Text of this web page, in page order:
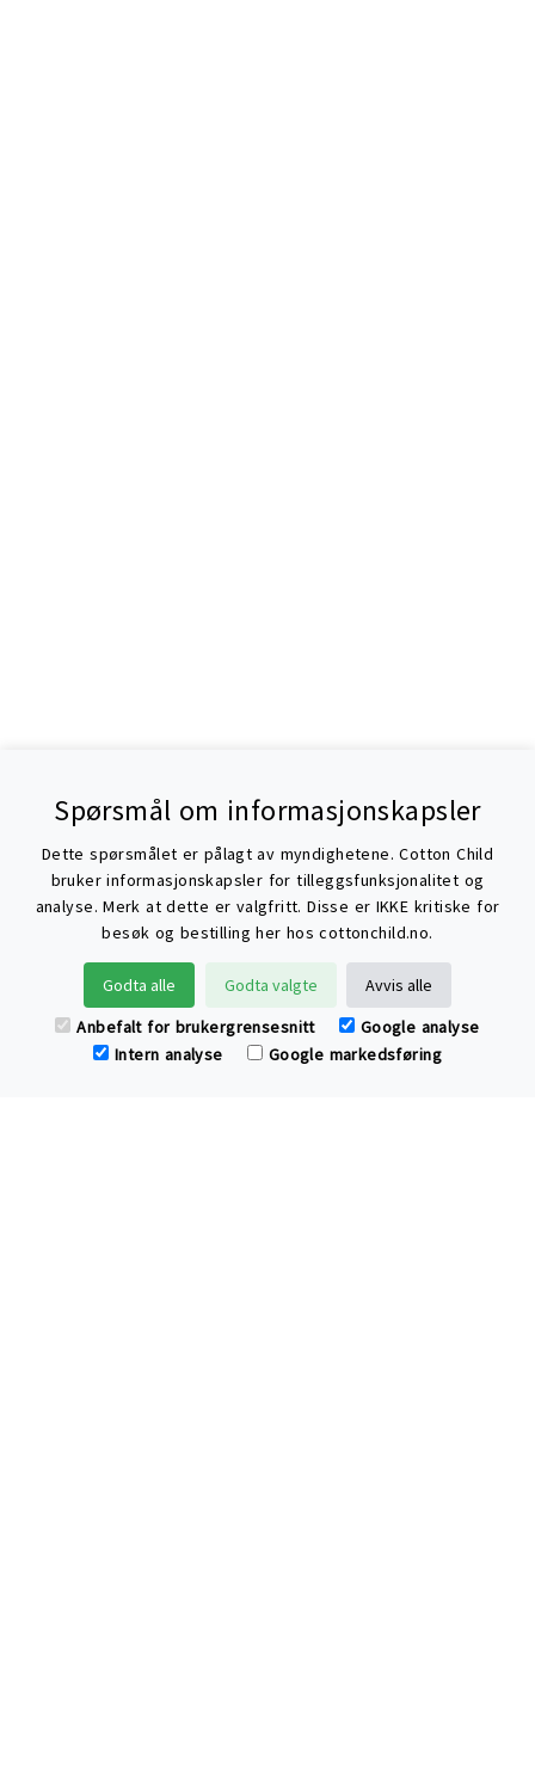
Spørsmål om informasjonskapsler
Dette spørsmålet er pålagt av myndighetene. Cotton Child
bruker informasjonskapsler for tilleggsfunksjonalitet og
analyse. Merk at dette er valgfritt. Disse er IKKE kritiske for
besøk og bestilling her hos cottonchild.no.
Godta alle Godta valgte
Avvis alle
Anbefalt for brukergrensesnitt
Google analyse
Intern analyse
Google markedsføring
Søke